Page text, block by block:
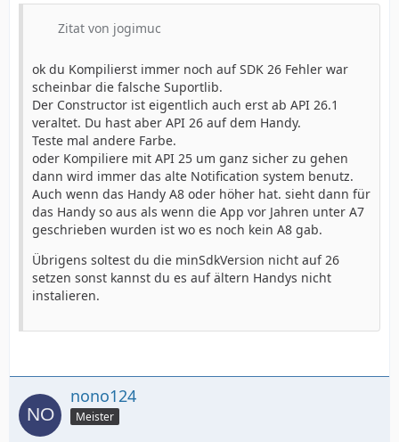
Zitat von jogimuc
ok du Kompilierst immer noch auf SDK 26 Fehler war
scheinbar die falsche Suportlib.
Der Constructor ist eigentlich auch erst ab API 26.1
veraltet. Du hast aber API 26 auf dem Handy.
Teste mal andere Farbe.
oder Kompiliere mit API 25 um ganz sicher zu gehen
dann wird immer das alte Notification system benutz.
Auch wenn das Handy A8 oder höher hat. sieht dann für
das Handy so aus als wenn die App vor Jahren unter A7
geschrieben wurden ist wo es noch kein A8 gab.
Übrigens soltest du die minSdkVersion nicht auf 26
setzen sonst kannst du es auf ältern Handys nicht
instalieren.
nono124
Meister